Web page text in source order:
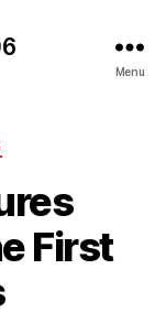
Menu
First